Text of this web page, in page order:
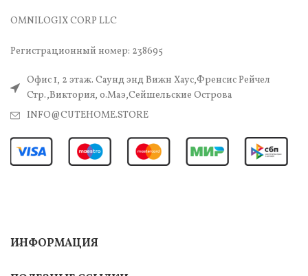
OMNILOGIX CORP LLC
Регистрационный номер: 238695
Офис 1, 2 этаж. Саунд энд Вижн Хаус,Френсис Рейчел
Стр.,Виктория, о.Маэ,Сейшельские Острова
INFO@CUTEHOME.STORE
ИНФОРМАЦИЯ